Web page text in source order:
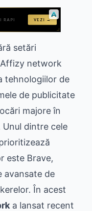
setări
network
tehnologiilor de
de publicitate
majore în
dintre cele
este Brave,
avansate de
În acest
a lansat recent